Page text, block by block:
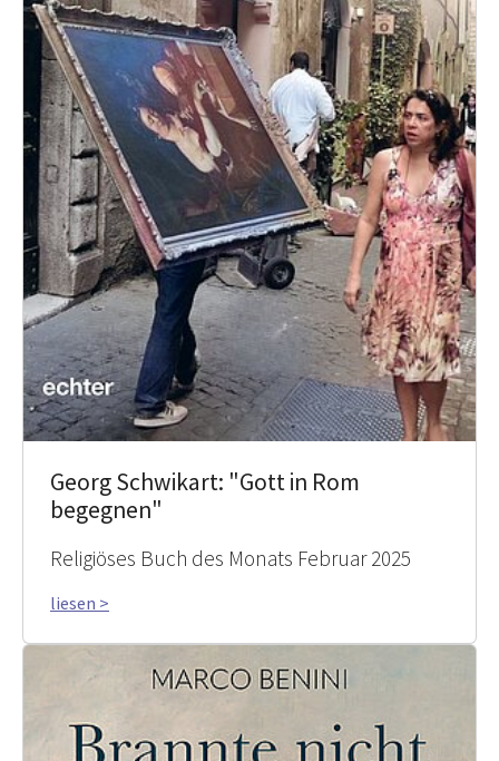
Georg Schwikart: "Gott in Rom
begegnen"
Religiöses Buch des Monats Februar 2025
liesen >